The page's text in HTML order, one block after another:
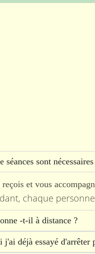
séances sont
reçois et vous
chaque
-t-il à distance ?
j'ai déjà essayé d'arrêter